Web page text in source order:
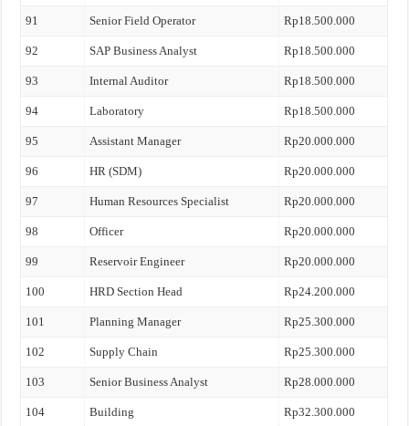
91 Senior Field Operator Rp18.500.000
92 SAP Business Analyst Rp18.500.000
93 Internal Auditor Rp18.500.000
94 Laboratory Rp18.500.000
95 Assistant Manager Rp20.000.000
96 HR (SDM) Rp20.000.000
97 Human Resources Specialist Rp20.000.000
98 Officer Rp20.000.000
99 Reservoir Engineer Rp20.000.000
100 HRD Section Head Rp24.200.000
101 Planning Manager Rp25.300.000
102 Supply Chain Rp25.300.000
103 Senior Business Analyst Rp28.000.000
104 Building Rp32.300.000